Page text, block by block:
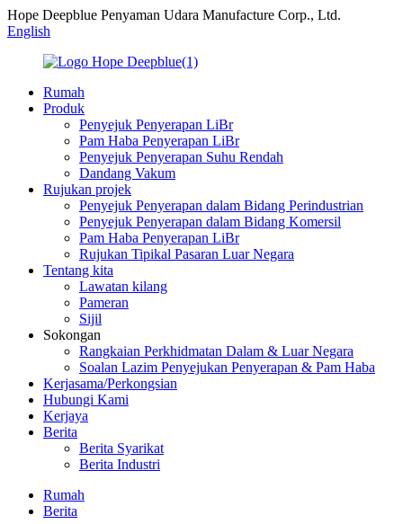
Hope Deepblue Penyaman Udara Manufacture Corp., Ltd.
English
Rumah
Produk
Penyejuk Penyerapan LiBr
Pam Haba Penyerapan LiBr
Penyejuk Penyerapan Suhu Rendah
Dandang Vakum
Rujukan projek
Penyejuk Penyerapan dalam Bidang Perindustrian
Penyejuk Penyerapan dalam Bidang Komersil
Pam Haba Penyerapan LiBr
Rujukan Tipikal Pasaran Luar Negara
Tentang kita
Lawatan kilang
Pameran
Sijil
Sokongan
Rangkaian Perkhidmatan Dalam & Luar Negara
Soalan Lazim Penyejukan Penyerapan & Pam Haba
Kerjasama/Perkongsian
Hubungi Kami
Kerjaya
Berita
Berita Syarikat
Berita Industri
Rumah
Berita